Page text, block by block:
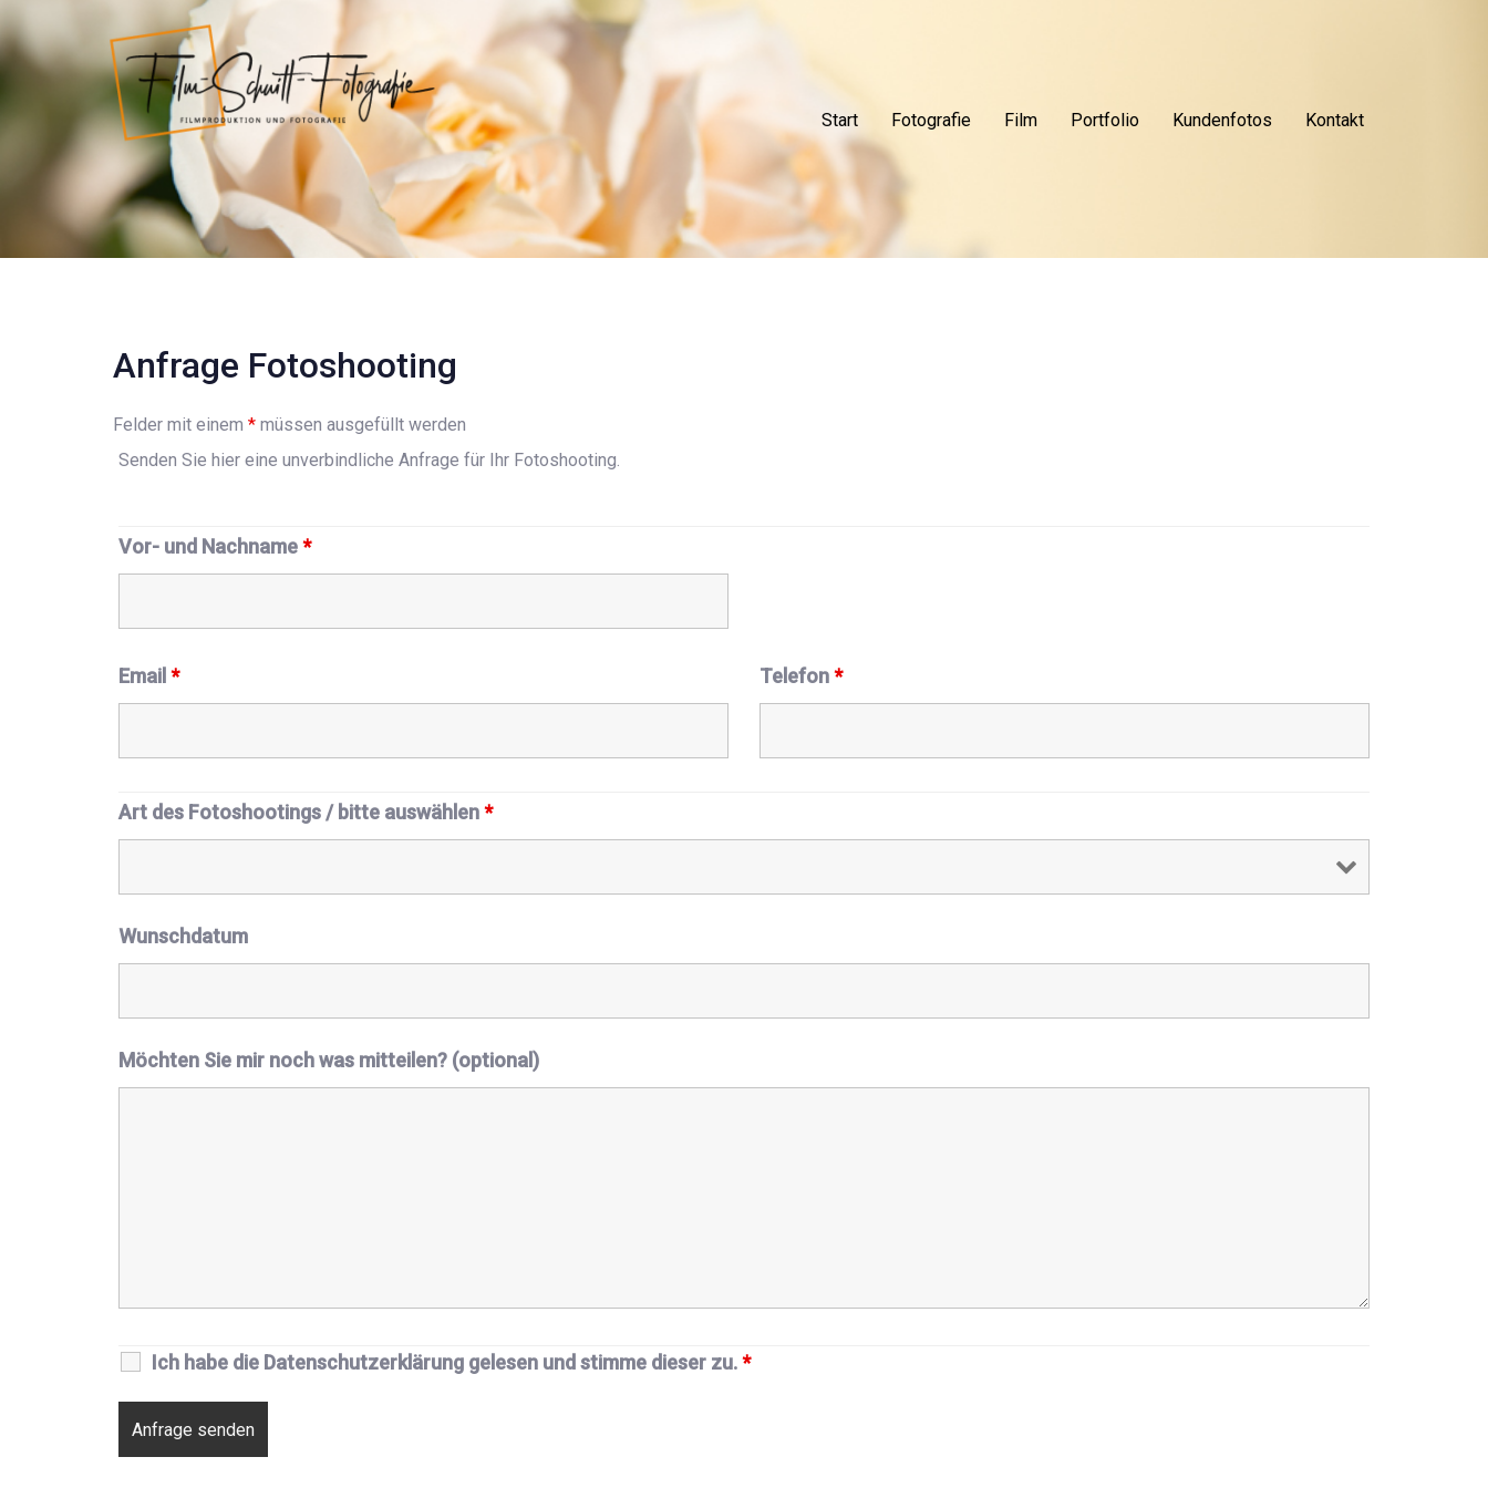
überspringen
primären
Navigation
Start Fotografie Film Portfolio Kundenfotos Kontakt
Anfrage Fotoshooting
Felder mit einem * müssen ausgefüllt werden
Senden Sie hier eine unverbindliche Anfrage für Ihr Fotoshooting.
Vor- und Nachname*
Email* Telefon*
Art des Fotoshootings / bitte auswählen*
Wunschdatum
Möchten Sie mir noch was mitteilen? (optional)
Ich habe die Datenschutzerklärung gelesen und stimme dieser zu.*